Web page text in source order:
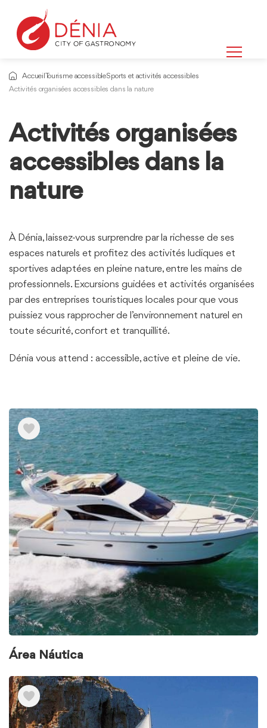
Accueil Tourisme accessibleSports et activités accessibles
Activités organisées accessibles dans la nature
Activités organisées
accessibles dans la
nature
Informations
sur
À Dénia, laissez-vous surprendre par la richesse de ses
espaces naturels et profitez des activités ludiques et
sportives adaptées en pleine nature, entre les mains de
professionnels. Excursions guidées et activités organisées
par des entreprises touristiques locales pour que vous
puissiez vous rapprocher de l’environnement naturel en
toute sécurité, confort et tranquillité.
Dénia vous attend : accessible, active et pleine de vie.
Área Náutica